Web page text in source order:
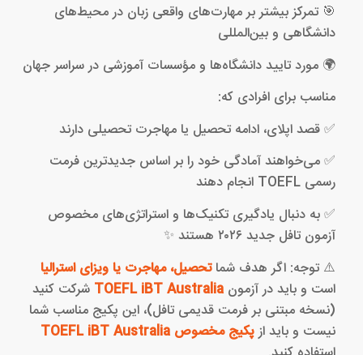
🎯 تمرکز بیشتر بر مهارت‌های واقعی زبان در محیط‌های
دانشگاهی و بین‌المللی
🌍 مورد تایید دانشگاه‌ها و مؤسسات آموزشی در سراسر جهان
مناسب برای افرادی که:
✅ قصد اپلای، ادامه تحصیل یا مهاجرت تحصیلی دارند
✅ می‌خواهند آمادگی خود را بر اساس جدیدترین فرمت
رسمی TOEFL انجام دهند
✅ به دنبال یادگیری تکنیک‌ها و استراتژی‌های مخصوص
آزمون تافل جدید ۲۰۲۶ هستند ✨
⚠️ توجه: اگر هدف شماتحصیل، مهاجرت یا ویزای استرالیا
است و باید در آزمون TOEFL iBT Australia شرکت کنید
(نسخه مبتنی بر فرمت قدیمی تافل)، این پکیج مناسب شما
نیست و باید ازپکیج مخصوص TOEFL iBT Australia